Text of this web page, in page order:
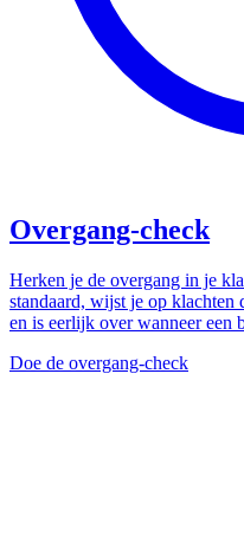
Overgang-check
Herken je de overgang in je
standaard, wijst je op klachten
en is eerlijk over wanneer een
Doe de overgang-check